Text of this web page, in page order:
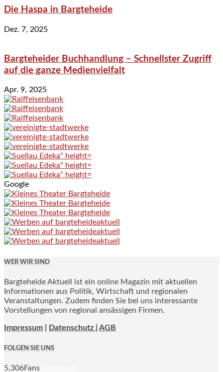
Die Haspa in Bargteheide
Dez. 7, 2025
Bargteheider Buchhandlung – Schnellster Zugriff
auf die ganze Medienvielfalt
Apr. 9, 2025
Google
WER WIR SIND
Bargteheide Aktuell ist ein online Magazin mit aktuellen
Informationen aus Politik, Wirtschaft und regionalen
Veranstaltungen. Zudem finden Sie bei uns interessante
Vorstellungen von regional ansässigen Firmen.
Impressum Datenschutz | AGB
FOLGEN SIE UNS
5,306Fans